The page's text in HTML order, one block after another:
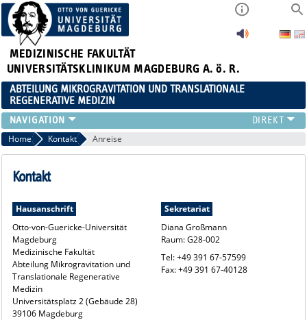
MEDIZINISCHE FAKULTÄT
UNIVERSITÄTSKLINIKUM MAGDEBURG A. ö. R.
ABTEILUNG MIKROGRAVITATION UND TRANSLATIONALE
REGENERATIVE MEDIZIN
FORSCHUNG
LEHRE
VERANSTALTUNGEN
TEAM
KOOPERATIONEN
KONTAKT
Home Kontakt Anreise
Kontakt
Hausanschrift
Otto-von-Guericke-Universität
Magdeburg
Medizinische Fakultät
Abteilung Mikrogravitation und
Translationale Regenerative
Medizin
Universitätsplatz 2 (Gebäude 28)
39106 Magdeburg
Sekretariat
Diana Großmann
Raum: G28-002
Tel: +49 391 67-57599
Fax: +49 391 67-40128